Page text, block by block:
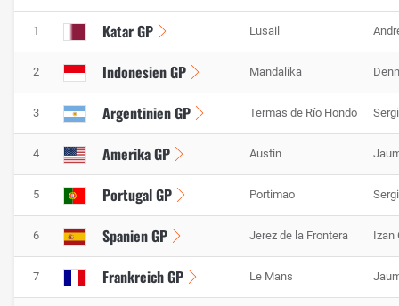
1 Katar GP Lusail
2 Indonesien GP Mandalika
3 Argentinien GP Termas de Río Hondo
4 Amerika GP Austin
5 Portugal GP Portimao
6 Spanien GP Jerez de la Frontera Izan
7 Frankreich GP Le Mans